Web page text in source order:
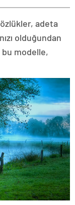
adeta
olduğundan
bu modelle,